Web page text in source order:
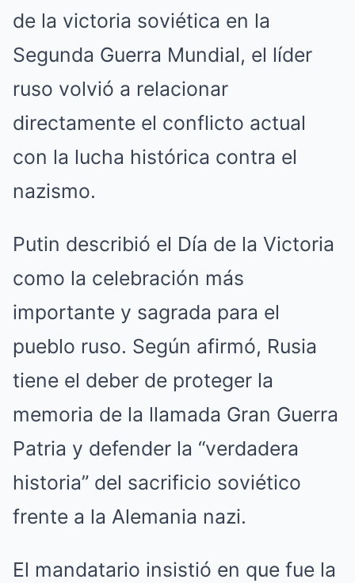
de la victoria soviética en la
Segunda Guerra Mundial, el líder
ruso volvió a relacionar
directamente el conflicto actual
con la lucha histórica contra el
nazismo.
Putin describió el Día de la Victoria
como la celebración más
importante y sagrada para el
pueblo ruso. Según afirmó, Rusia
tiene el deber de proteger la
memoria de la llamada Gran Guerra
Patria y defender la “verdadera
historia” del sacrificio soviético
frente a la Alemania nazi.
El mandatario insistió en que fue la